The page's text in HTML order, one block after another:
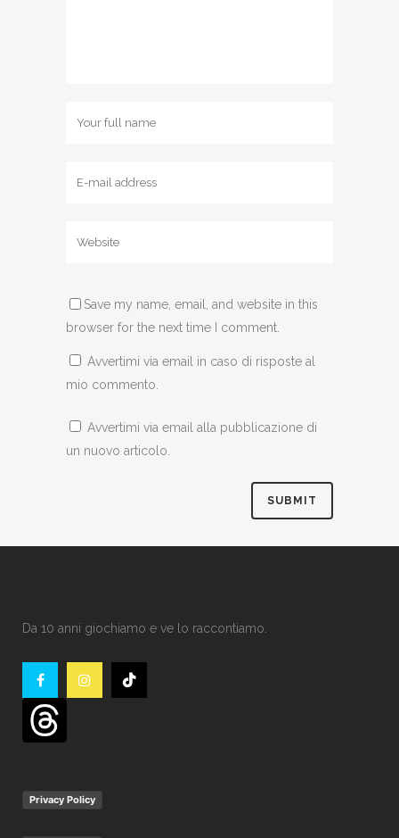
Save my name, email, and website in this
browser for the next time I comment.
Avvertimi via email in caso di risposte al
mio commento.
Avvertimi via email alla pubblicazione di
un nuovo articolo.
Da 10 anni giochiamo e ve lo raccontiamo.
Privacy Policy